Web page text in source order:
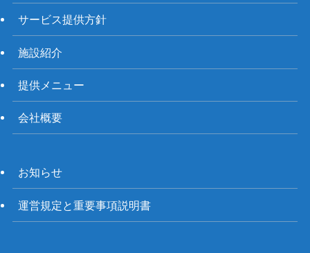
サービス提供方針
施設紹介
提供メニュー
会社概要
お知らせ
運営規定と重要事項説明書